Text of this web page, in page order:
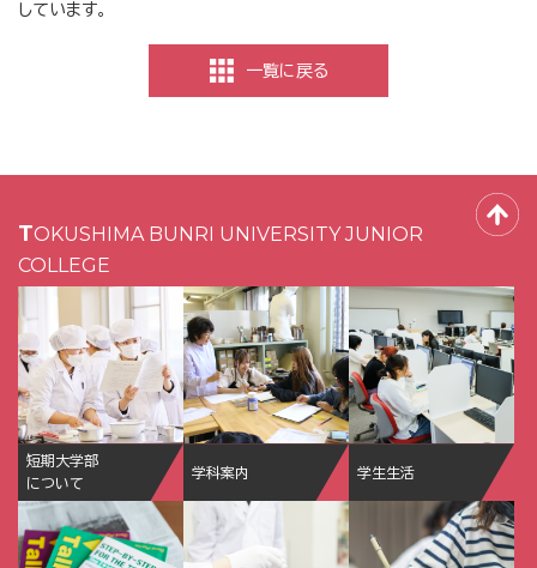
しています。
一覧に戻る
TOKUSHIMA BUNRI UNIVERSITY JUNIOR
COLLEGE
短期大学部
について
学科案内 学生生活